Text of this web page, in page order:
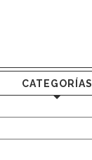
CATEGORÍAS